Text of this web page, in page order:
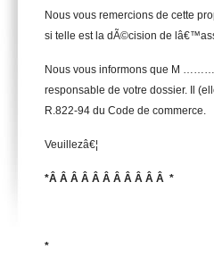
Nous vous remercions de cette
si telle est la dÃ©cision de
Nous vous informons que M
responsable de votre dossier. Il
R.822-94 du Code de commerce.
Veuillezâ€¦
*Â Â Â Â Â Â Â Â Â Â Â *
*